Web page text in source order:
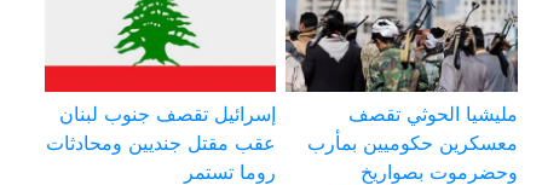
مليشيا الحوثي تقصف
معسكرين حكوميين بمأرب
وحضرموت بصواريخ
إسرائيل تقصف جنوب لبنان
عقب مقتل جنديين ومحادثات
روما تستمر